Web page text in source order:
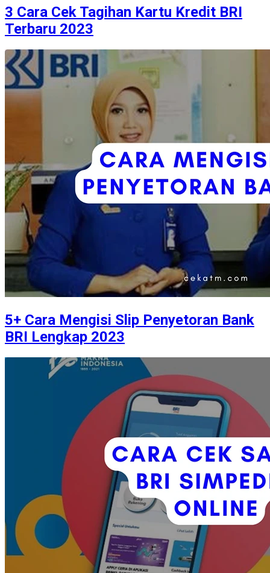
3 Cara Cek Tagihan Kartu Kredit BRI
Terbaru 2023
5+ Cara Mengisi Slip Penyetoran Bank
BRI Lengkap 2023